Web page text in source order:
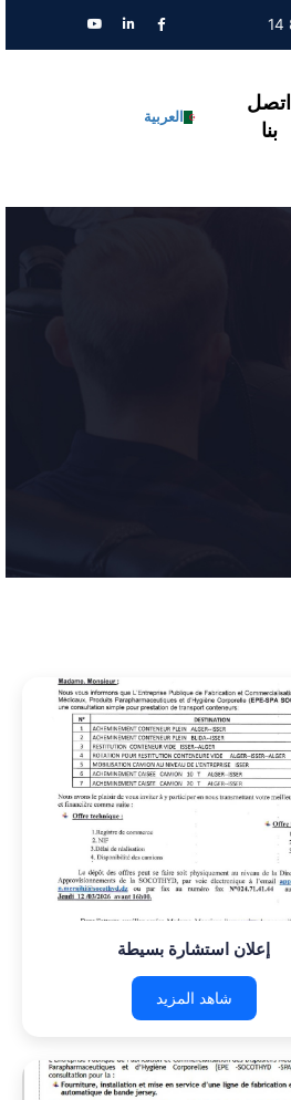
اتصل
بنا
العربية
إعلان استشارة بسيطة
شاهد المزيد